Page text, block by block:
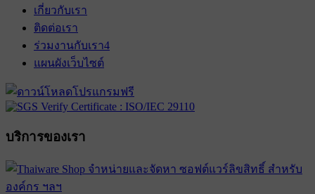
เกี่ยวกับเรา
ติดต่อเรา
ร่วมงานกับเรา4
แผนผังเว็บไซต์
บริการของเรา